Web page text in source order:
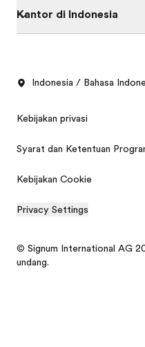
Kantor di Indonesia
Indonesia / Bahasa
Kebijakan privasi
Syarat dan Ketentuan
Kebijakan Cookie
Privacy Settings
© Signum International AG
undang.